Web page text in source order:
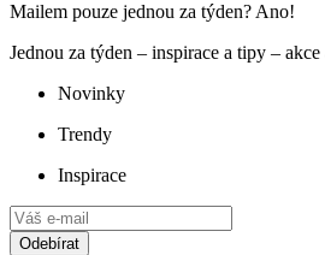
Mailem pouze jednou za týden? Ano!
Jednou za týden – inspirace a tipy –
Novinky
Trendy
Inspirace
Odebírat